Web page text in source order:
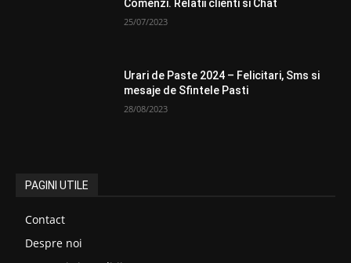
Comenzi. Relatii clienti si Chat
25/07/2023
Urari de Paste 2024 – Felicitari, Sms si
mesaje de Sfintele Pasti
28/08/2023
PAGINI UTILE
Contact
Despre noi